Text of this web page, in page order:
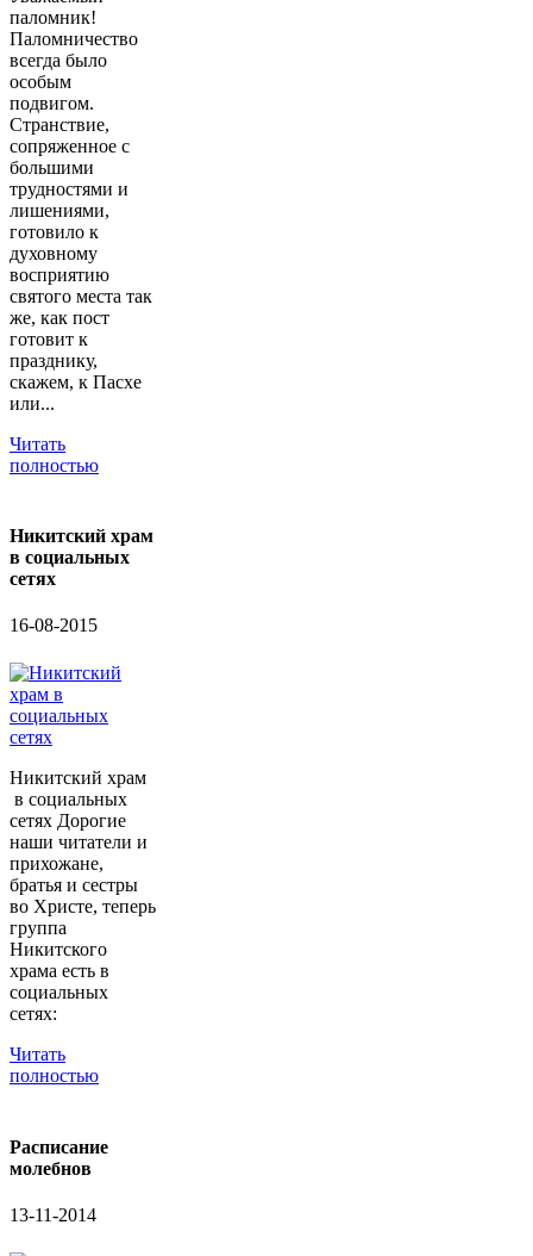
паломник!
Паломничество
всегда было
особым
подвигом.
Странствие,
сопряженное с
большими
трудностями и
лишениями,
готовило к
духовному
восприятию
святого места так
же, как пост
готовит к
празднику,
скажем, к Пасхе
или...
Читать
полностью
Никитский храм
в социальных
сетях
16-08-2015
Никитский храм
в социальных
сетях Дорогие
наши читатели и
прихожане,
братья и сестры
во Христе, теперь
группа
Никитского
храма есть в
социальных
сетях:
Читать
полностью
Расписание
молебнов
13-11-2014